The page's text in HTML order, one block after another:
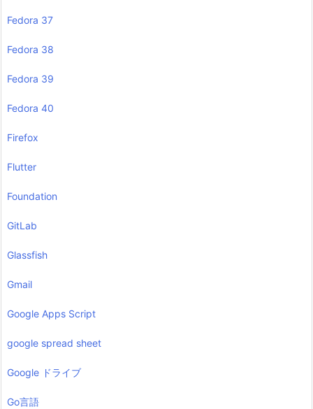
Fedora 37
Fedora 38
Fedora 39
Fedora 40
Firefox
Flutter
Foundation
GitLab
Glassfish
Gmail
Google Apps Script
google spread sheet
Google ドライブ
Go言語